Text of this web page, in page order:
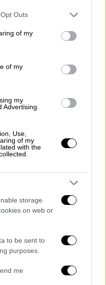
uses one or more Google
You may click to
and its third-party tags to
purposes in below Google
Outs
of my
of my
my
Advertising.
Use,
of my
with the
storage
on web or
to be sent to
purposes.
me
να
τους».
περιελάμβανε και
είχε δώσει
το Πεντάγωνο,
πολύ
ελιγμούς που
αυτά δεν
ορατό προωθητικό
της πτήσης.